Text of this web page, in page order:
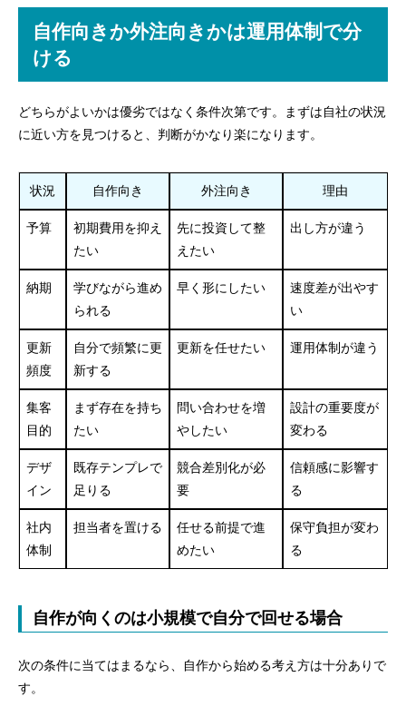
自作向きか外注向きかは運用体制で分
ける
どちらがよいかは優劣ではなく条件次第です。まずは自社の状況
に近い方を見つけると、判断がかなり楽になります。
状況 自作向き 外注向き 理由
予算
初期費用を抑え
たい
先に投資して整
えたい
出し方が違う
納期
学びながら進め
られる
早く形にしたい
速度差が出やす
い
更新
頻度
自分で頻繁に更
新する
更新を任せたい 運用体制が違う
集客
目的
まず存在を持ち
たい
問い合わせを増
やしたい
設計の重要度が
変わる
デザ
イン
既存テンプレで
足りる
競合差別化が必
要
信頼感に影響す
る
社内
体制
担当者を置ける
任せる前提で進
めたい
保守負担が変わ
る
自作が向くのは小規模で自分で回せる場合
次の条件に当てはまるなら、自作から始める考え方は十分ありで
す。
外注で失敗しないために依頼前の整理を済ませる
目的が曖昧だと仕上がりもぶれやすい
見積もりでは公開後の条件まで確認する
部分外注と月額支援なら無理なく進めやすい
苦手な工程だけ外注する方法もある
月額支援は公開後の不安を減らしやすい
外注前後で迷いやすい実務の質問
できますか？
と何が問題になりますか？
リニューアルできますか？
確認すべきですか？